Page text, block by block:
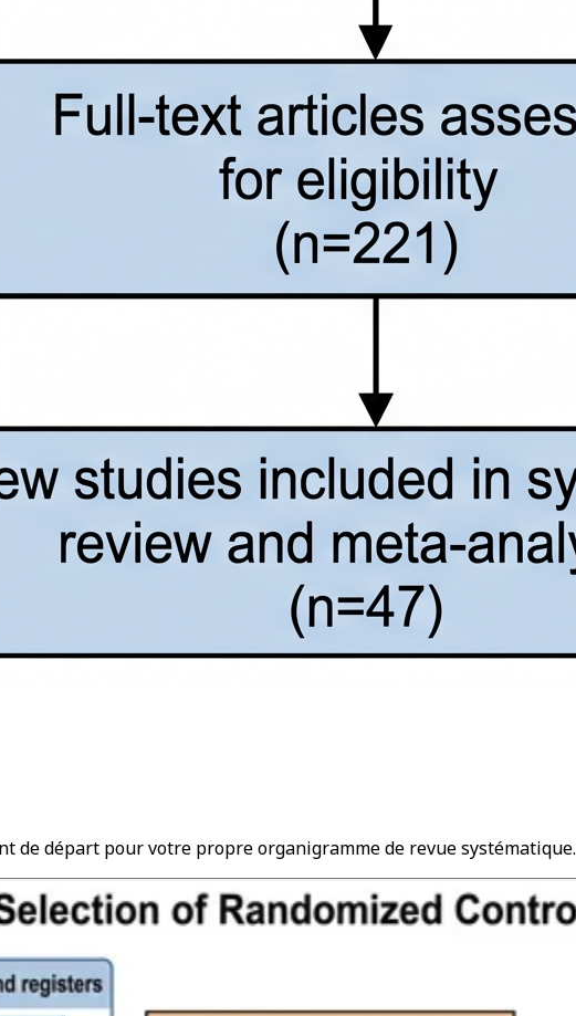
de départ pour votre propre organigramme de revue systématique.